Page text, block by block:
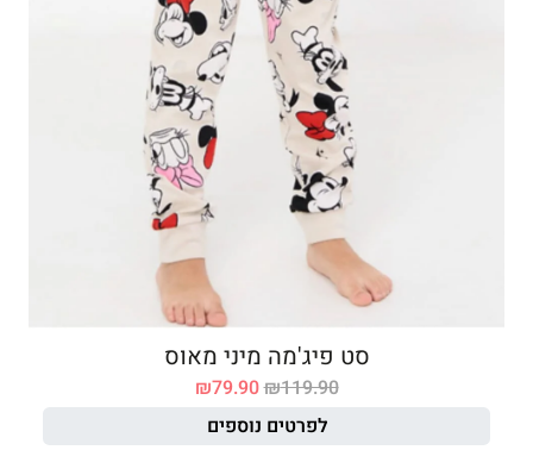
סט פיג'מה מיני מאוס
₪119.90
₪79.90
לפרטים נוספים